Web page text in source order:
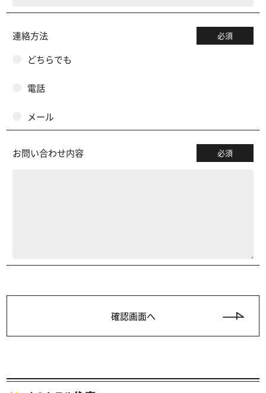
連絡方法 必須
どちらでも
電話
メール
お問い合わせ内容 必須